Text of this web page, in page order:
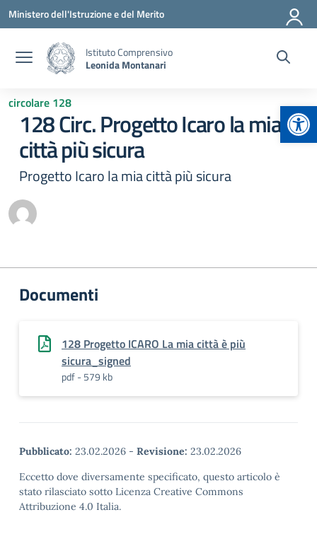
Vai ai contenuti
Vai al menu di navigazione
Vai al footer
Ministero dell'Istruzione e del Merito
Istituto Comprensivo
Leonida Montanari
circolare 128
128 Circ. Progetto Icaro la mia
città più sicura
Progetto Icaro la mia città più sicura
Documenti
128 Progetto ICARO La mia città è più
sicura_signed
pdf - 579 kb
Pubblicato: 23.02.2026 - Revisione: 23.02.2026
Eccetto dove diversamente specificato, questo articolo è
stato rilasciato sotto Licenza Creative Commons
Attribuzione 4.0 Italia.